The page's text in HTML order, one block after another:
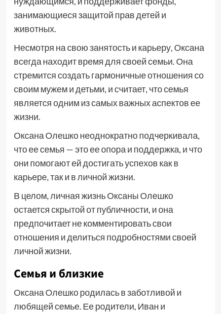
занимающиеся защитой прав детей и
животных.
Несмотря на свою занятость и карьеру, Оксана
всегда находит время для своей семьи. Она
стремится создать гармоничные отношения со
своим мужем и детьми, и считает, что семья
является одним из самых важных аспектов ее
жизни.
Оксана Олешко неоднократно подчеркивала,
что ее семья — это ее опора и поддержка, и что
они помогают ей достигать успехов как в
карьере, так и в личной жизни.
В целом, личная жизнь Оксаны Олешко
остается скрытой от публичности, и она
предпочитает не комментировать свои
отношения и делиться подробностями своей
личной жизни.
Семья и близкие
Оксана Олешко родилась в заботливой и
любящей семье. Ее родители, Иван и